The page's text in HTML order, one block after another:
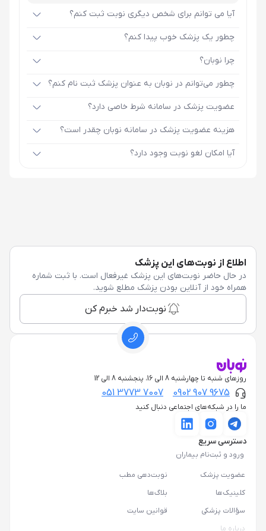
آیا می توانم برای شخص دیگری نوبت ثبت کنم؟
چطور یک پزشک خوب پیدا کنم؟
چرا نوبان؟
چطور می‌توانم در نوبان به عنوان پزشک ثبت نام کنم؟
عضویت پزشک در سامانه شرط خاصی دارد؟
هزینه عضویت پزشک در سامانه نوبان چقدر است؟
آیا امکان لغو نوبت وجود دارد؟
اطلاع از نوبت‌های این پزشک
در حال حاضر نوبت‌های این پزشک غیرفعال است. با ثبت شماره
همراه خود از آنلاین بودن پزشک مطلع شوید.
نوبت‌دار شد خبرم کن
روزهای شنبه تا چهارشنبه 8 الی 16، پنجشنبه 8 الی 12
0902 907 9675
051 3773 7007
ما را در شبکه‌های اجتماعی دنبال کنید
دسترسی سریع
ورود و ثبت‌نام بیماران
عضویت پزشک
نوبت‌دهی مطب
کلینیک‌ها
بلاگ‌ها
سؤالات پزشکی
قوانین سایت
درباره ما